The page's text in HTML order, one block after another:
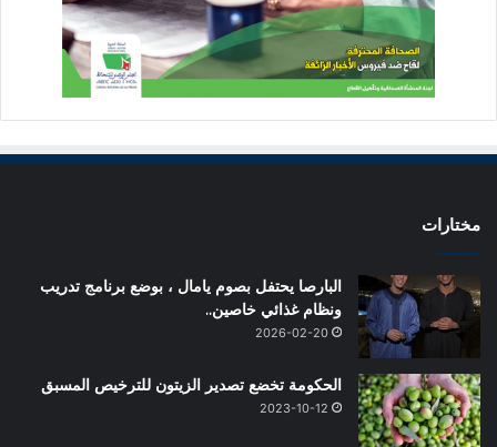
مختارات
البارصا يحتفل بصوم يامال ، بوضع برنامج تدريب
ونظام غذائي خاصين..
2026-02-20
الحكومة تخضع تصدير الزيتون للترخيص المسبق
2023-10-12